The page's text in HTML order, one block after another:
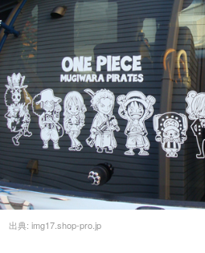
出典: img17.shop-pro.jp